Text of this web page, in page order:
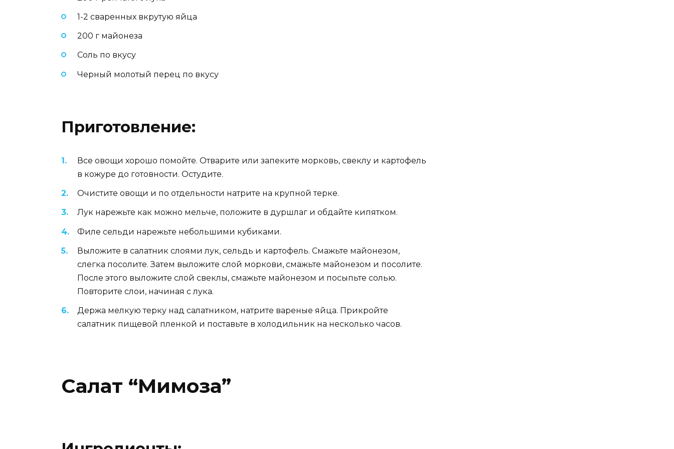
1-2 сваренных вкрутую яйца
200 г майонеза
Соль по вкусу
Черный молотый перец по вкусу
Приготовление:
Все овощи хорошо помойте. Отварите или запеките морковь, свеклу и картофель
в кожуре до готовности. Остудите.
Очистите овощи и по отдельности натрите на крупной терке.
Лук нарежьте как можно мельче, положите в дуршлаг и обдайте кипятком.
Филе сельди нарежьте небольшими кубиками.
Выложите в салатник слоями лук, сельдь и картофель. Смажьте майонезом,
слегка посолите. Затем выложите слой моркови, смажьте майонезом и посолите.
После этого выложите слой свеклы, смажьте майонезом и посыпьте солью.
Повторите слои, начиная с лука.
Держа мелкую терку над салатником, натрите вареные яйца. Прикройте
салатник пищевой пленкой и поставьте в холодильник на несколько часов.
Салат “Мимоза”